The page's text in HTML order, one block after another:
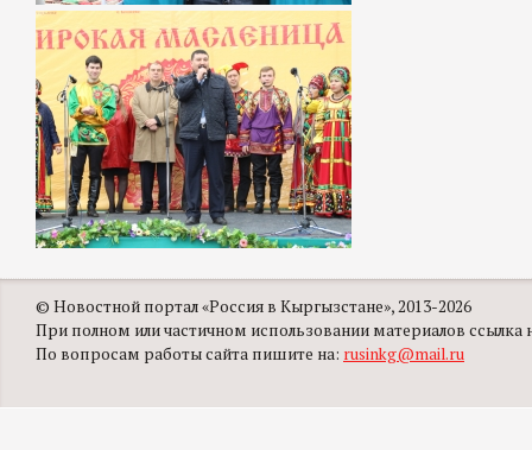
© Новостной портал «Россия в Кыргызстане», 2013-2026
При полном или частичном использовании материалов ссылка
По вопросам работы сайта пишите на: rusinkg@mail.ru